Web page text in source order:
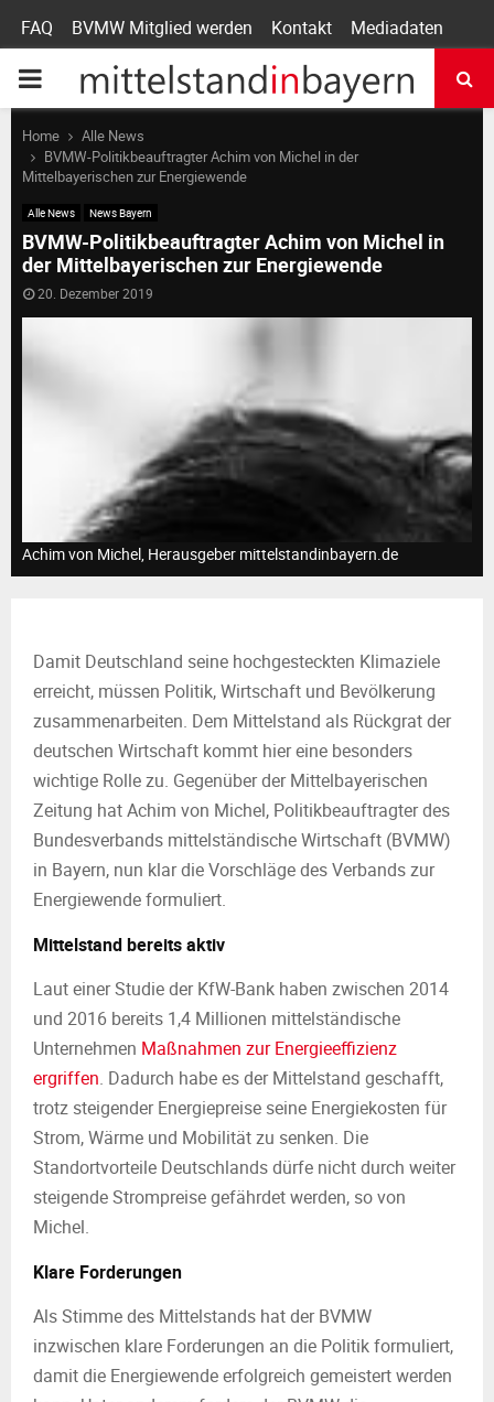
FAQ BVMW Mitglied werden Kontakt Mediadaten
P
R
M
A
E
U
Home
Alle News
BVMW-Politikbeauftragter Achim von Michel in der
Mittelbayerischen zur Energiewende
Alle News News Bayern
BVMW-Politikbeauftragter Achim von Michel in
der Mittelbayerischen zur Energiewende
20. Dezember 2019
Achim von Michel, Herausgeber mittelstandinbayern.de
Damit Deutschland seine hochgesteckten Klimaziele
erreicht, müssen Politik, Wirtschaft und Bevölkerung
zusammenarbeiten. Dem Mittelstand als Rückgrat der
deutschen Wirtschaft kommt hier eine besonders
wichtige Rolle zu. Gegenüber der Mittelbayerischen
Zeitung hat Achim von Michel, Politikbeauftragter des
Bundesverbands mittelständische Wirtschaft (BVMW)
in Bayern, nun klar die Vorschläge des Verbands zur
Energiewende formuliert.
Mittelstand bereits aktiv
Laut einer Studie der KfW-Bank haben zwischen 2014
und 2016 bereits 1,4 Millionen mittelständische
Unternehmen Maßnahmen zur Energieeffizienz
ergriffen. Dadurch habe es der Mittelstand geschafft,
trotz steigender Energiepreise seine Energiekosten für
Strom, Wärme und Mobilität zu senken. Die
Standortvorteile Deutschlands dürfe nicht durch weiter
steigende Strompreise gefährdet werden, so von
Michel.
Klare Forderungen
Als Stimme des Mittelstands hat der BVMW
inzwischen klare Forderungen an die Politik formuliert,
damit die Energiewende erfolgreich gemeistert werden